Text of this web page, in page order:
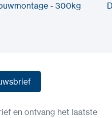
- 300kg
en ontvang het laatste